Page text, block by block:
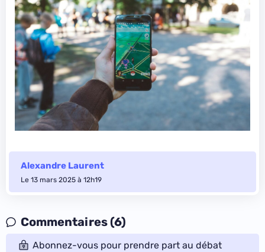
Alexandre Laurent
Le 13 mars 2025 à 12h19
Commentaires (6)
Abonnez-vous pour prendre part au débat